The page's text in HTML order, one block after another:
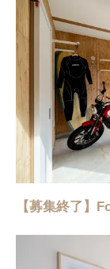
【募集終了】